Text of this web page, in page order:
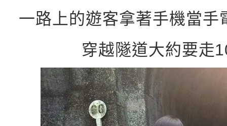
一路上的遊客拿著手機當手
穿越隧道大約要走